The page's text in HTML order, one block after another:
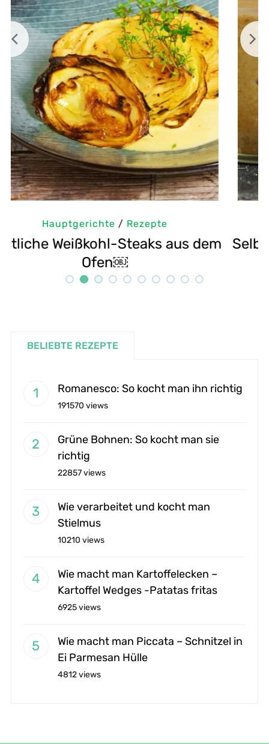
Hauptgerichte/Rezepte
Selbstgemachte Tahini: Sesampaste
Rezept
BELIEBTE REZEPTE
Romanesco: So kocht man ihn richtig
191570 views
Grüne Bohnen: So kocht man sie
richtig
22857 views
Wie verarbeitet und kocht man
Stielmus
10210 views
Wie macht man Kartoffelecken –
Kartoffel Wedges -Patatas fritas
6925 views
Wie macht man Piccata – Schnitzel in
Ei Parmesan Hülle
4812 views